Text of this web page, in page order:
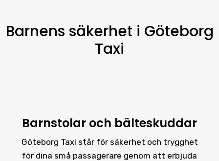
Barnens säkerhet i Göteborg
Taxi
Barnstolar och bälteskuddar
Göteborg Taxi står för säkerhet och trygghet
för dina små passagerare genom att erbjuda